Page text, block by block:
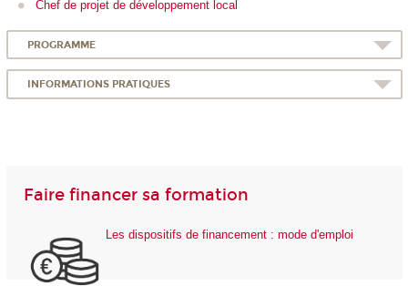
Chef de projet de développement local
PROGRAMME
INFORMATIONS PRATIQUES
Faire financer sa formation
Les dispositifs de financement : mode d'emploi